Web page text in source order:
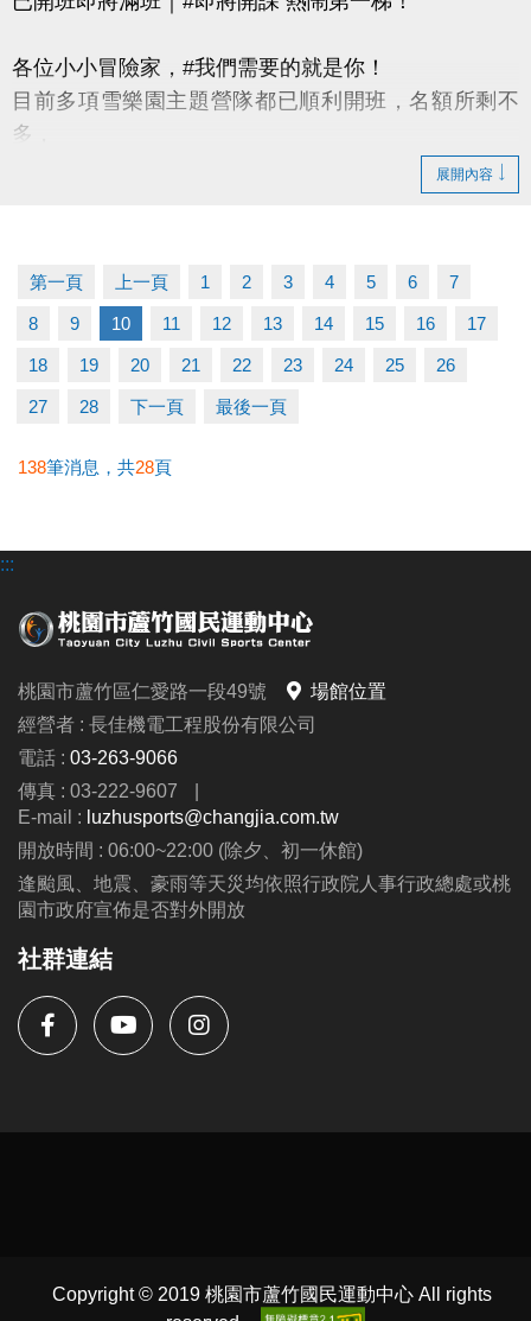
各位小小冒險家，#我們需要的就是你！
目前多項雪樂園主題營隊都已順利開班，名額所剩不
多，
還有部分課程即將開課，只差幾位小小探險家就能啟
快跟著「蘆寶」和「薇薇」一起勇闖雪樂園，
留下最歡樂、最難忘的冬日回憶吧～
【加碼優惠】
凡報名球類營隊任兩梯享9折優惠，三梯享88折優惠!!
【報名資訊】開課前皆可報名，把握最後機會！
連絡資訊
-官網 :
-FB : 桃園市蘆竹國民運動中心
-IG : @luzhusports
展開內容
第一頁 上一頁 1 2 3 4 5 6 7
8 9 10 11 12 13 14 15 16 17
18 19 20 21 22 23 24 25 26
27 28 下一頁 最後一頁
138筆消息，共28頁
:::
桃園市蘆竹區仁愛路一段49號
場館位置
經營者 : 長佳機電工程股份有限公司
電話 : 03-263-9066
傳真 : 03-222-9607
|
E-mail : luzhusports@changjia.com.tw
開放時間 : 06:00~22:00 (除夕、初一休館)
逢颱風、地震、豪雨等天災均依照行政院人事行政總處或桃
園市政府宣佈是否對外開放
社群連結
Copyright © 2019 桃園市蘆竹國民運動中心 All rights